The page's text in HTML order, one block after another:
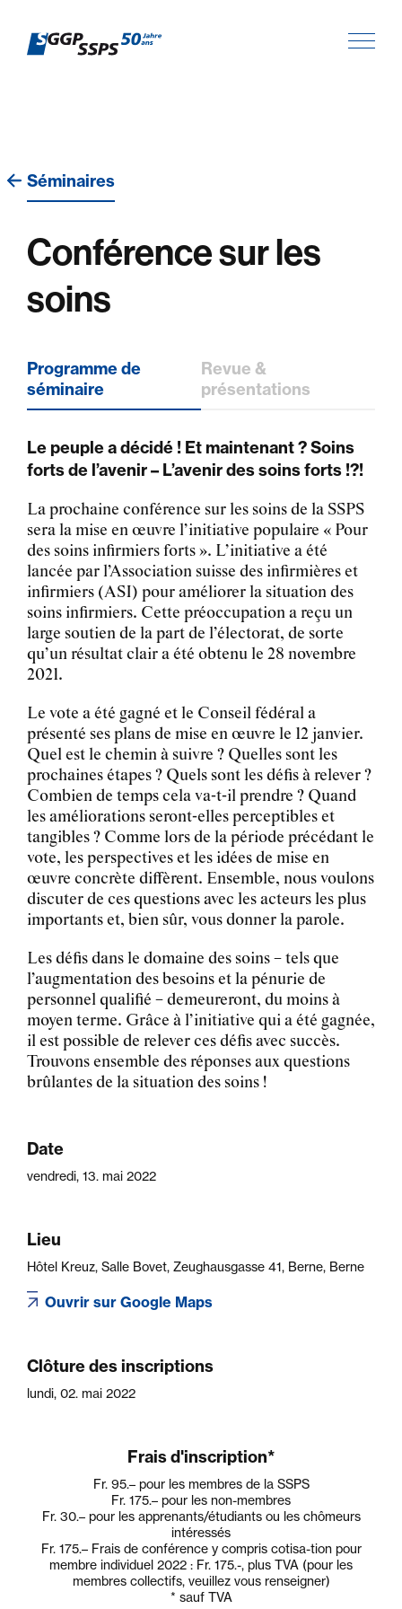
Séminaires
Conférence sur les
soins
Programme de
séminaire
Revue &
présentations
Le peuple a décidé ! Et maintenant ? Soins
forts de l’avenir – L’avenir des soins forts !?!
La prochaine conférence sur les soins de la SSPS
sera la mise en œuvre l’initiative populaire « Pour
des soins infirmiers forts ». L’initiative a été
lancée par l’Association suisse des infirmières et
infirmiers (ASI) pour améliorer la situation des
soins infirmiers. Cette préoccupation a reçu un
large soutien de la part de l’électorat, de sorte
qu’un résultat clair a été obtenu le 28 novembre
2021.
Le vote a été gagné et le Conseil fédéral a
présenté ses plans de mise en œuvre le 12 janvier.
Quel est le chemin à suivre ? Quelles sont les
prochaines étapes ? Quels sont les défis à relever ?
Combien de temps cela va-t-il prendre ? Quand
les améliorations seront-elles perceptibles et
tangibles ? Comme lors de la période précédant le
vote, les perspectives et les idées de mise en
œuvre concrète diffèrent. Ensemble, nous voulons
discuter de ces questions avec les acteurs les plus
importants et, bien sûr, vous donner la parole.
Les défis dans le domaine des soins – tels que
l’augmentation des besoins et la pénurie de
personnel qualifié – demeureront, du moins à
moyen terme. Grâce à l’initiative qui a été gagnée,
il est possible de relever ces défis avec succès.
Trouvons ensemble des réponses aux questions
brûlantes de la situation des soins !
Date
vendredi, 13. mai 2022
Lieu
Hôtel Kreuz, Salle Bovet, Zeughausgasse 41, Berne, Berne
Ouvrir sur Google Maps
Clôture des inscriptions
lundi, 02. mai 2022
Frais d'inscription*
Fr. 95.–pour les membres de la SSPS
Fr. 175.– pour les non-membres
Fr. 30.–pour les apprenants/étudiants ou les chômeurs
intéressés
Fr. 175.–Frais de conférence y compris cotisa-tion pour
membre individuel 2022 : Fr. 175.-, plus TVA (pour les
membres collectifs, veuillez vous renseigner)
* sauf TVA